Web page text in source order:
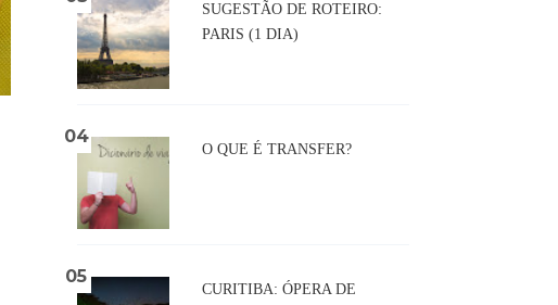
SUGESTÃO DE ROTEIRO:
PARIS (1 DIA)
O QUE É TRANSFER?
CURITIBA: ÓPERA DE